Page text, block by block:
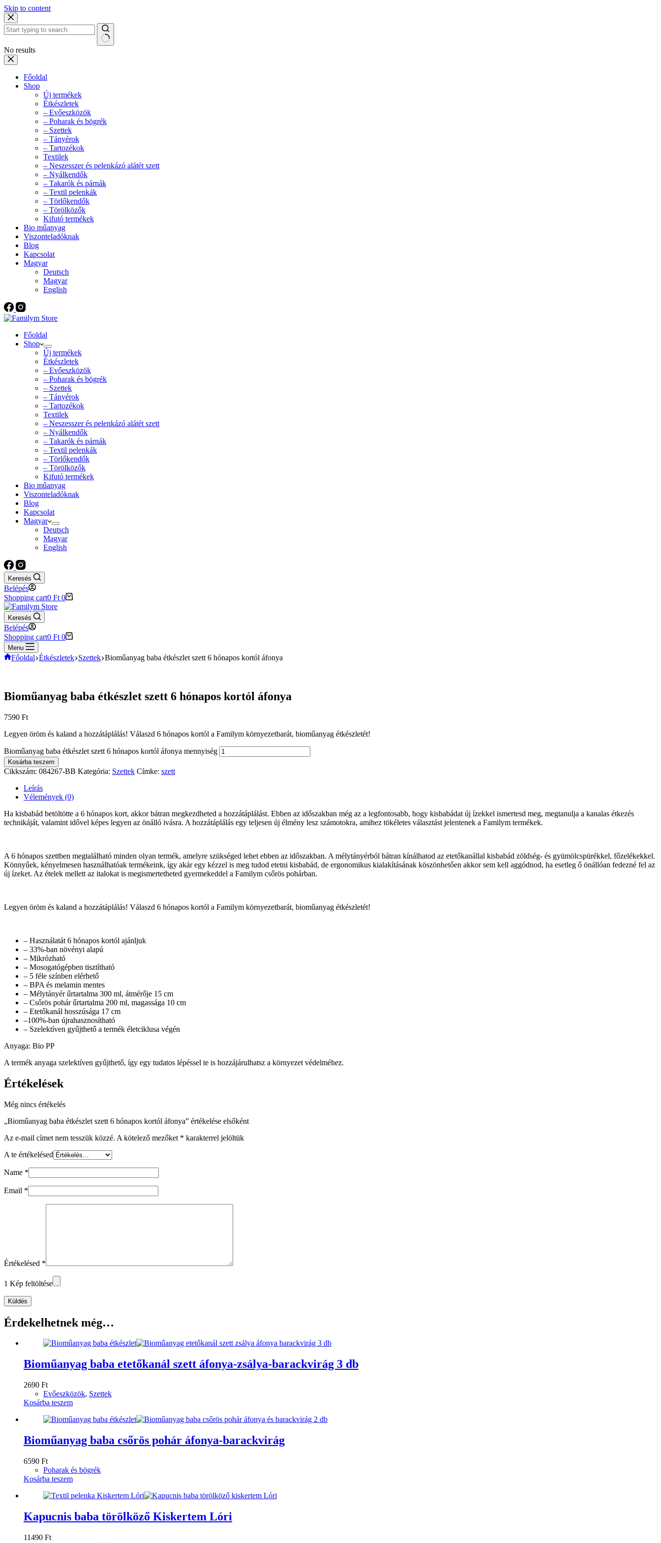
Skip to content
No results
Főoldal
Shop
Új termékek
Étkészletek
– Evőeszközök
– Poharak és bögrék
– Szettek
– Tányérok
– Tartozékok
Textilek
– Neszesszer és pelenkázó alátét szett
– Nyálkendők
– Takarók és párnák
– Textil pelenkák
– Törlőkendők
– Törölközők
Kifutó termékek
Bio műanyag
Viszonteladóknak
Blog
Kapcsolat
Magyar
Deutsch
Magyar
English
Főoldal
Shop
Új termékek
Étkészletek
– Evőeszközök
– Poharak és bögrék
– Szettek
– Tányérok
– Tartozékok
Textilek
– Neszesszer és pelenkázó alátét szett
– Nyálkendők
– Takarók és párnák
– Textil pelenkák
– Törlőkendők
– Törölközők
Kifutó termékek
Bio műanyag
Viszonteladóknak
Blog
Kapcsolat
Magyar
Deutsch
Magyar
English
Keresés
Belépés
Shopping cart0 Ft 0
Keresés
Belépés
Shopping cart0 Ft 0
Menu
Főoldal Étkészletek Szettek Bioműanyag baba étkészlet szett 6 hónapos kortól áfonya
Bioműanyag baba étkészlet szett 6 hónapos kortól áfonya
7590 Ft
Legyen öröm és kaland a hozzátáplálás! Válaszd 6 hónapos kortól a Familym környezetbarát, bioműanyag étkészletét!
Bioműanyag baba étkészlet szett 6 hónapos kortól áfonya mennyiség
Kosárba teszem
Cikkszám: 084267-BB Kategória: Szettek Címke: szett
Leírás
Vélemények (0)
Ha kisbabád betöltötte a 6 hónapos kort, akkor bátran megkezdheted a hozzátáplálást. Ebben az időszakban még az a legfontosabb, hogy kisbabádat új ízekkel ismertesd meg, megtanulja a kanalas étkezés
technikáját, valamint idővel képes legyen az önálló ivásra. A hozzátáplálás egy teljesen új élmény lesz számotokra, amihez tökéletes választást jelentenek a Familym termékek.
A 6 hónapos szettben megtalálható minden olyan termék, amelyre szükséged lehet ebben az időszakban. A mélytányérból bátran kínálhatod az etetőkanállal kisbabád zöldség- és gyümölcspürékkel, főzelékekkel.
Könnyűek, kényelmesen használhatóak termékeink, így akár egy kézzel is meg tudod etetni kisbabád, de ergonomikus kialakításának köszönhetően akkor sem kell aggódnod, ha esetleg ő önállóan fedezné fel az
új ízeket. Az ételek mellett az italokat is megismertetheted gyermekeddel a Familym csőrös pohárban.
Legyen öröm és kaland a hozzátáplálás! Válaszd 6 hónapos kortól a Familym környezetbarát, bioműanyag étkészletét!
– Használatát 6 hónapos kortól ajánljuk
– 33%-ban növényi alapú
– Mikrózható
– Mosogatógépben tisztítható
– 5 féle színben elérhető
– BPA és melamin mentes
– Mélytányér űrtartalma 300 ml, átmérője 15 cm
– Csőrös pohár űrtartalma 200 ml, magassága 10 cm
– Etetőkanál hosszúsága 17 cm
–100%-ban újrahasznosítható
– Szelektíven gyűjthető a termék életciklusa végén
Anyaga: Bio PP
A termék anyaga szelektíven gyűjthető, így egy tudatos lépéssel te is hozzájárulhatsz a környezet védelméhez.
Értékelések
Még nincs értékelés
„Bioműanyag baba étkészlet szett 6 hónapos kortól áfonya” értékelése elsőként
Az e-mail címet nem tesszük közzé. A kötelező mezőket * karakterrel jelöltük
A te értékelésed
Name *
Email *
Értékelésed *
1 Kép feltöltése
Küldés
Érdekelhetnek még…
Bioműanyag baba etetőkanál szett áfonya-zsálya-barackvirág 3 db
2690 Ft
Evőeszközök, Szettek
Kosárba teszem
Bioműanyag baba csőrös pohár áfonya-barackvirág
6590 Ft
Poharak és bögrék
Kosárba teszem
Kapucnis baba törölköző Kiskertem Lóri
11490 Ft